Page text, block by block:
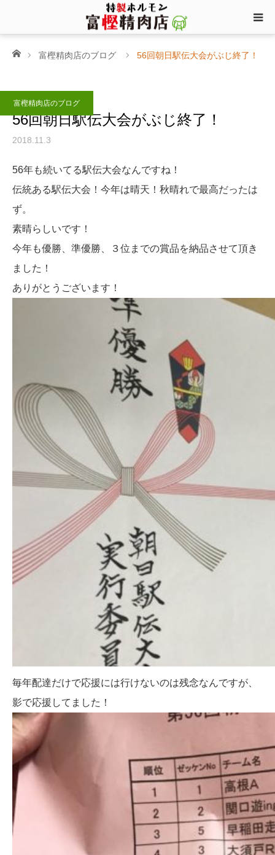
ホーム富樫精肉店のブログ 56回朝日駅伝大会がぶじ終了！
富樫精肉店のブログ
56回朝日駅伝大会がぶじ終了！
2018.11.3
56年も続いてる駅伝大会なんですね！
伝統ある駅伝大会！今年は晴天！秋晴れで最高だったは
ず。
素晴らしいです！
今年も優勝、準優勝、３位までの賞品を納品させて頂き
ました！
ありがとうございます！
毎年配達だけで応援には行けないのは残念なんですが、
影で応援してました！